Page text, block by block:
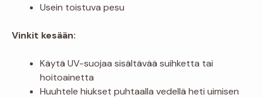
Usein toistuva pesu
Vinkit kesään:
Käytä UV-suojaa sisältävää suihketta tai
hoitoainetta
Huuhtele hiukset puhtaalla vedellä heti uimisen